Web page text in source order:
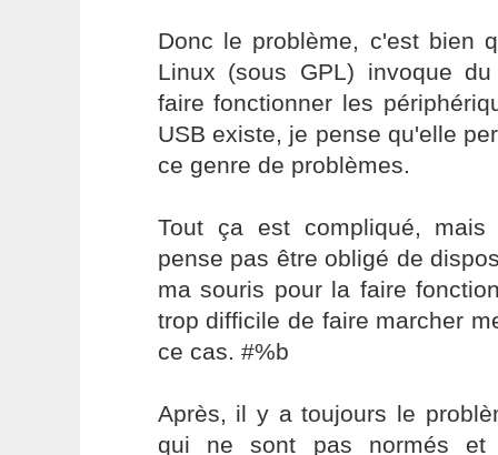
Donc le problème, c'est bien
Linux (sous GPL) invoque
faire fonctionner les
USB existe, je pense qu'elle
ce genre de problèmes.
Tout ça est compliqué,
pense pas être obligé de
ma souris pour la faire
trop difficile de faire marcher
ce cas. #%b
Après, il y a toujours le
qui ne sont pas normés et